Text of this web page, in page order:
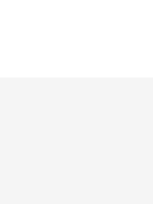
・行動観察、